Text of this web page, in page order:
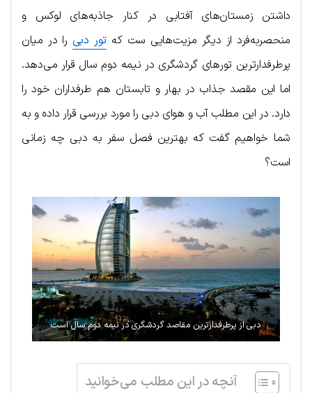
داشتن زمستان‌های آفتابی در کنار جاذبه‌های لوکس و
منحصربه‌فرد از دیگر مزیت‌هایی ست که تور دبی را در میان
پرطرفدارترین تورهای گردشگری در نیمه دوم سال قرار می‌دهد.
اما این مقصد جذاب در بهار و تابستان هم طرفداران خود را
دارد. در این مطلب آب و هوای دبی را مورد بررسی قرار داده و به
شما خواهیم گفت که بهترین فصل سفر به دبی چه زمانی
است؟
دبی از پرطرفدارترین مقاصد گردشگری در نیمه دوم سال است
آنچه در این مطلب می‌خوانید